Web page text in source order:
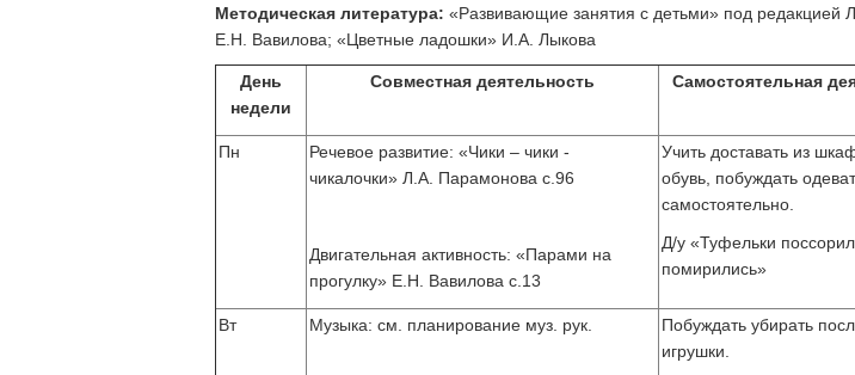
Методическая литература: «Развивающие занятия с детьми» под редакцией
Е.Н. Вавилова; «Цветные ладошки» И.А. Лыкова
День
недели
Совместная деятельность Самостоятельная
Пн
Речевое развитие: «Чики – чики -
чикалочки» Л.А. Парамонова с.96
Двигательная активность: «Парами на
прогулку» Е.Н. Вавилова с.13
Учить доставать из
обувь, побуждать
самостоятельно.
Д/у «Туфельки
помирились»
Вт Музыка: см. планирование муз. рук.
Побуждать убирать
игрушки.